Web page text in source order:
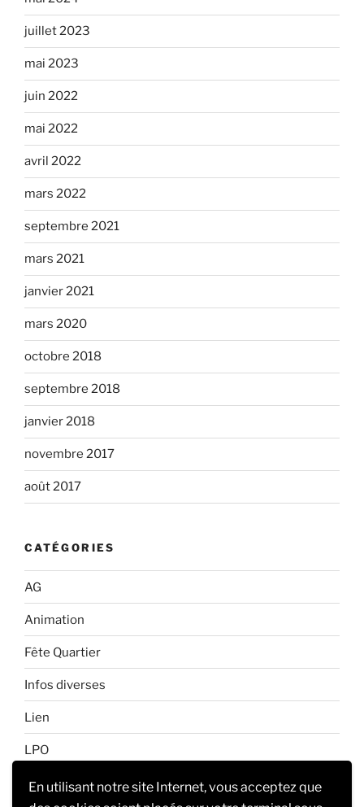
En utilisant notre site Internet, vous acceptez que
juillet 2023
mai 2023
juin 2022
mai 2022
avril 2022
mars 2022
septembre 2021
mars 2021
janvier 2021
mars 2020
octobre 2018
septembre 2018
janvier 2018
novembre 2017
août 2017
CATÉGORIES
AG
Animation
Fête Quartier
Infos diverses
Lien
LPO
Non classé